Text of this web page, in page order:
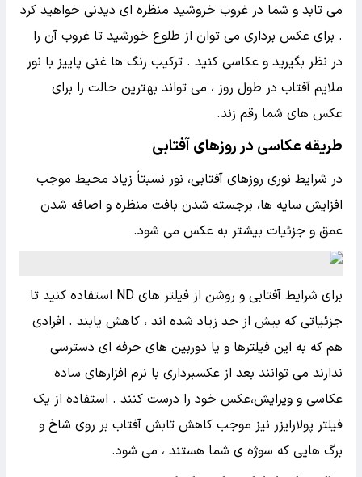
می تابد و شما در غروب خروشید منظره ای دیدنی خواهید کرد
. برای عکس برداری می توان از طلوع خورشید تا غروب آن را
در نظر بگیرید و عکاسی کنید . ترکیب رنگ ها غنی پاییز با نور
ملایم آفتاب در طول روز ، می تواند بهترین حالت را برای
عکس های شما رقم زند.
طریقه عکاسی در روزهای آفتابی
در شرایط نوری روزهای آفتابی، نور نسبتاً زیاد محیط موجب
افزایش سایه ها، برجسته شدن بافت منظره و اضافه شدن
عمق و جزئیات بیشتر به عکس می شود.
برای شرایط آفتابی و روشن از فیلتر های ND استفاده کنید تا
جزئیاتی که بیش از حد زیاد شده اند ، کاهش یابند . افرادی
هم که به این فیلترها و یا دوربین های حرفه ای دسترسی
ندارند می توانند بعد از عکسبرداری با نرم افزارهای ساده
عکاسی و ویرایش،عکس خود را درست کنند . استفاده از یک
فیلتر پولارایزر نیز موجب کاهش تابش آفتاب بر روی شاخ و
برگ هایی که سوژه ی شما هستند ، می شود.